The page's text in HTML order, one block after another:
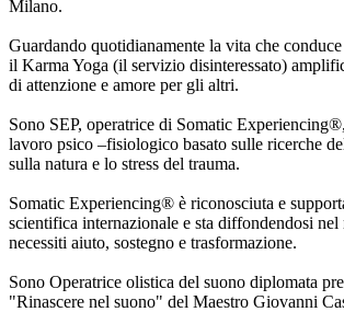
Milano.
Guardando quotidianamente la vita che
il Karma Yoga (il servizio disinteressato)
di attenzione e amore per gli altri.
Sono SEP, operatrice di Somatic
lavoro psico –fisiologico basato sulle ricerche
sulla natura e lo stress del trauma.
Somatic Experiencing® è riconosciuta e
scientifica internazionale e sta diffondendosi
necessiti aiuto, sostegno e trasformazione.
Sono Operatrice olistica del suono diplomata
"Rinascere nel suono" del Maestro Giovanni